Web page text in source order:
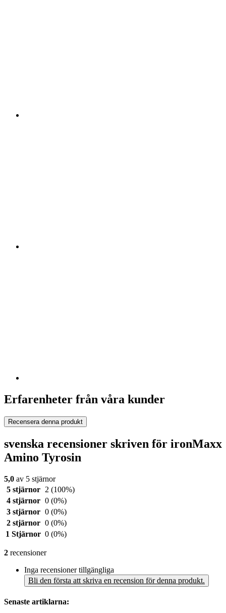
Erfarenheter från våra kunder
Recensera denna produkt
svenska recensioner skriven för ironMaxx
Amino Tyrosin
5,0 av 5 stjärnor
5 stjärnor
2 (100%)
4 stjärnor 0 (0%)
3 stjärnor 0 (0%)
2 stjärnor 0 (0%)
1 Stjärnor 0 (0%)
2 recensioner
Inga recensioner tillgängliga
Bli den första att skriva en recension för denna produkt.
Senaste artiklarna: